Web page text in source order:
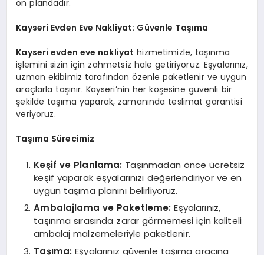
ön plandadır.
Kayseri Evden Eve Nakliyat: Güvenle Taşıma
Kayseri evden eve nakliyat hizmetimizle, taşınma
işlemini sizin için zahmetsiz hale getiriyoruz. Eşyalarınız,
uzman ekibimiz tarafından özenle paketlenir ve uygun
araçlarla taşınır. Kayseri’nin her köşesine güvenli bir
şekilde taşıma yaparak, zamanında teslimat garantisi
veriyoruz.
Taşıma Sürecimiz
Keşif ve Planlama: Taşınmadan önce ücretsiz
keşif yaparak eşyalarınızı değerlendiriyor ve en
uygun taşıma planını belirliyoruz.
Ambalajlama ve Paketleme: Eşyalarınız,
taşınma sırasında zarar görmemesi için kaliteli
ambalaj malzemeleriyle paketlenir.
Taşıma: Eşyalarınız güvenle taşıma aracına